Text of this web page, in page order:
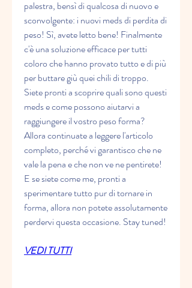
palestra, bensì di qualcosa di nuovo e
sconvolgente: i nuovi meds di perdita di
peso! Sì, avete letto bene! Finalmente
c'è una soluzione efficace per tutti
coloro che hanno provato tutto e di più
per buttare giù quei chili di troppo.
Siete pronti a scoprire quali sono questi
meds e come possono aiutarvi a
raggiungere il vostro peso forma?
Allora continuate a leggere l'articolo
completo, perché vi garantisco che ne
vale la pena e che non ve ne pentirete!
E se siete come me, pronti a
sperimentare tutto pur di tornare in
forma, allora non potete assolutamente
perdervi questa occasione. Stay tuned!
VEDI TUTTI